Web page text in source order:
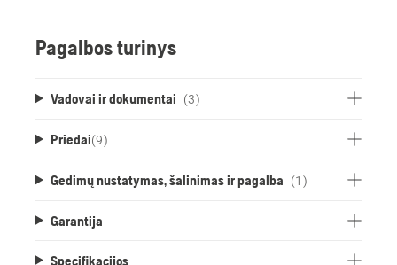
Pagalbos turinys
Vadovai ir dokumentai (3)
Priedai(9)
Gedimų nustatymas, šalinimas ir pagalba (1)
Garantija
Specifikacijos